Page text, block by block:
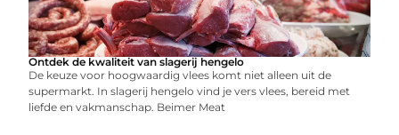
Ontdek de kwaliteit van slagerij hengelo
De keuze voor hoogwaardig vlees komt niet alleen uit de
supermarkt. In slagerij hengelo vind je vers vlees, bereid met
liefde en vakmanschap. Beimer Meat